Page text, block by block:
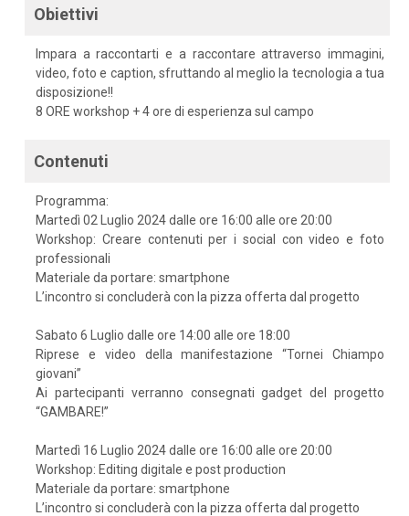
Obiettivi
Impara a raccontarti e a raccontare attraverso immagini,
video, foto e caption, sfruttando al meglio la tecnologia a tua
disposizione!!
8 ORE workshop + 4 ore di esperienza sul campo
Contenuti
Programma:
Martedì 02 Luglio 2024 dalle ore 16:00 alle ore 20:00
Workshop: Creare contenuti per i social con video e foto
professionali
Materiale da portare: smartphone
L’incontro si concluderà con la pizza offerta dal progetto
Sabato 6 Luglio dalle ore 14:00 alle ore 18:00
Riprese e video della manifestazione “Tornei Chiampo
giovani”
Ai partecipanti verranno consegnati gadget del progetto
“GAMBARE!”
Martedì 16 Luglio 2024 dalle ore 16:00 alle ore 20:00
Workshop: Editing digitale e post production
Materiale da portare: smartphone
L’incontro si concluderà con la pizza offerta dal progetto